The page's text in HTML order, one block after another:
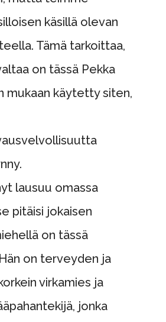
käsillä olevan
Tämä tarkoittaa,
on tässä Pekka
mukaan käytetty siten,
lausuu omassa
pitäisi jokaisen
on tässä
on terveyden ja
virkamies ja
jonka